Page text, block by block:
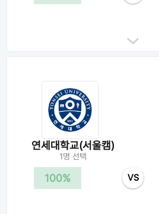
연세대학교(서울캠)
1명 선택
100% VS